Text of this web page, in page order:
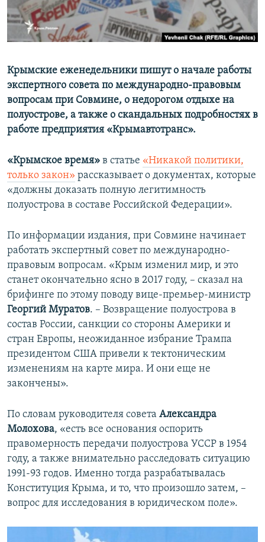
ПОБЕДИТЕЛЕЙ НЕ СУДЯТ?
КРЫМ.НЕПОКОРЕННЫЙ
УКРАИНСКАЯ ПРОБЛЕМА КРЫМА
ПРИСОЕДИНЯЙТЕСЬ!
Все сайты RFE/RL
Крымские еженедельники пишут о начале работы
экспертного совета по международно-правовым
вопросам при Совмине, о недорогом отдыхе на
полуострове, а также о скандальных подробностях в
работе предприятия «Крымавтотранс».
«Крымское время» в статье «Никакой политики,
только закон» рассказывает о документах, которые
«должны доказать полную легитимность
полуострова в составе Российской Федерации».
По информации издания, при Совмине начинает
работать экспертный совет по международно-
правовым вопросам. «Крым изменил мир, и это
станет окончательно ясно в 2017 году, – сказал на
брифинге по этому поводу вице-премьер-министр
Георгий Муратов. – Возвращение полуострова в
состав России, санкции со стороны Америки и
стран Европы, неожиданное избрание Трампа
президентом США привели к тектоническим
изменениям на карте мира. И они еще не
закончены».
По словам руководителя совета Александра
Молохова, «есть все основания оспорить
правомерность передачи полуострова УССР в 1954
году, а также внимательно расследовать ситуацию
1991-93 годов. Именно тогда разрабатывалась
Конституция Крыма, и то, что произошло затем, –
вопрос для исследования в юридическом поле».